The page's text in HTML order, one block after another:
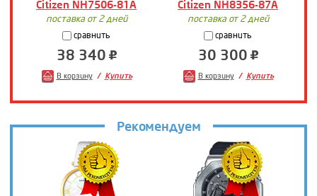
Citizen NH7506-81A Citizen NH8356-87A
поставка от 2 дней
сравнить
38 340
В корзину Купить
поставка от 2 дней
сравнить
30 300
В корзину Купить
Рекомендуем